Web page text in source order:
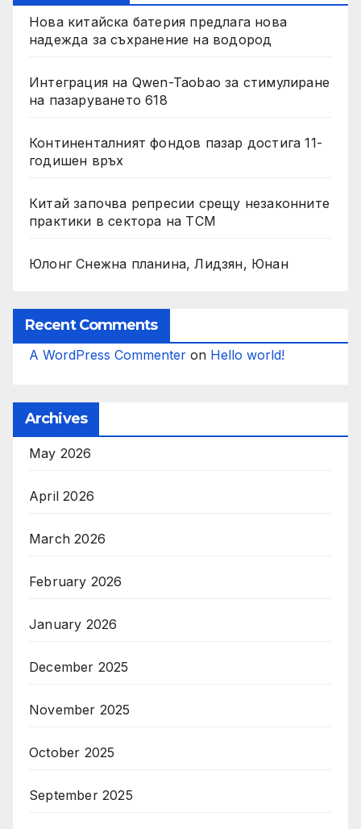
Нова китайска батерия предлага нова
надежда за съхранение на водород
Интеграция на Qwen-Taobao за стимулиране
на пазаруването 618
Континенталният фондов пазар достига 11-
годишен връх
Китай започва репресии срещу незаконните
практики в сектора на TCM
Юлонг Снежна планина, Лидзян, Юнан
Recent Comments
A WordPress Commenter on Hello world!
Archives
May 2026
April 2026
March 2026
February 2026
January 2026
December 2025
November 2025
October 2025
September 2025